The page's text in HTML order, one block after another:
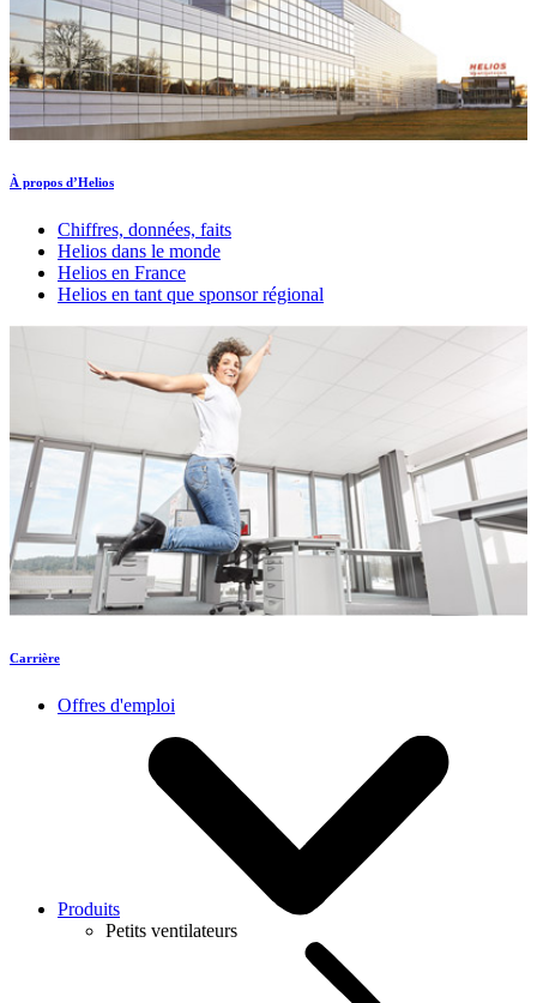
À propos d’Helios
Chiffres, données, faits
Helios dans le monde
Helios en France
Helios en tant que sponsor régional
Carrière
Offres d'emploi
Produits
Petits ventilateurs